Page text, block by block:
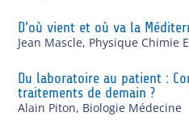
D’où vient et où va la
Jean Mascle, Physique Chimie
Du laboratoire au patient :
traitements de demain ?
Alain Piton, Biologie Médecine